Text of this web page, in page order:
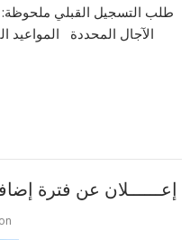
طلب التسجيل القبلي
إعــــــلان عن فترة